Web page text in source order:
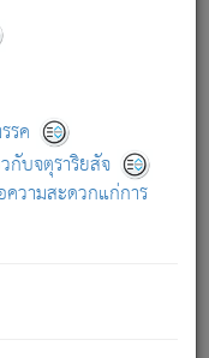
รค
กับจตุราริยสัจ
วามสะดวกแก่การ